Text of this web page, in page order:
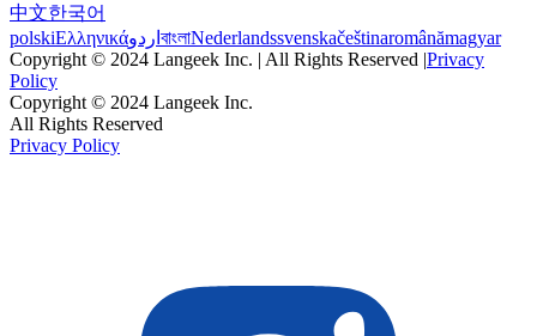
中文한국어
polskiΕλληνικάاردو বাংলাNederlandssvenskačeštinaromânămagyar
Copyright © 2024 Langeek Inc. | All Rights Reserved |Privacy
Policy
Copyright © 2024 Langeek Inc.
All Rights Reserved
Privacy Policy